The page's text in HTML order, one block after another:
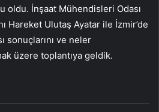
oldu. İnşaat Mühendisleri Odası
Hareket Ulutaş Ayatar ile İzmir’de
sonuçlarını ve neler
üzere toplantıya geldik.